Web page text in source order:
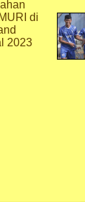
di
2023